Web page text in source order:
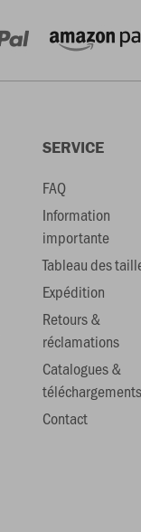
SERVICE
FAQ
Information
importante
Tableau des
Expédition
Retours &
réclamations
Catalogues &
téléchargements
Contact